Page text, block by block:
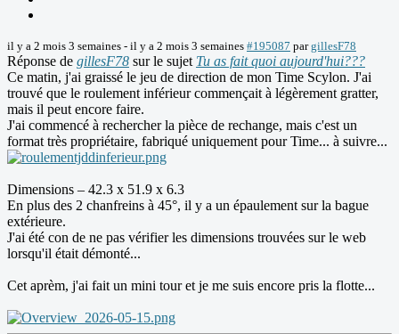
il y a 2 mois 3 semaines - il y a 2 mois 3 semaines #195087 pargillesF78
Réponse de gillesF78 sur le sujet Tu as fait quoi aujourd'hui???
Ce matin, j'ai graissé le jeu de direction de mon Time Scylon. J'ai
trouvé que le roulement inférieur commençait à légèrement gratter,
mais il peut encore faire.
J'ai commencé à rechercher la pièce de rechange, mais c'est un
format très propriétaire, fabriqué uniquement pour Time... à suivre...
Dimensions – 42.3 x 51.9 x 6.3
En plus des 2 chanfreins à 45°, il y a un épaulement sur la bague
extérieure.
J'ai été con de ne pas vérifier les dimensions trouvées sur le web
lorsqu'il était démonté...
Cet aprèm, j'ai fait un mini tour et je me suis encore pris la flotte...